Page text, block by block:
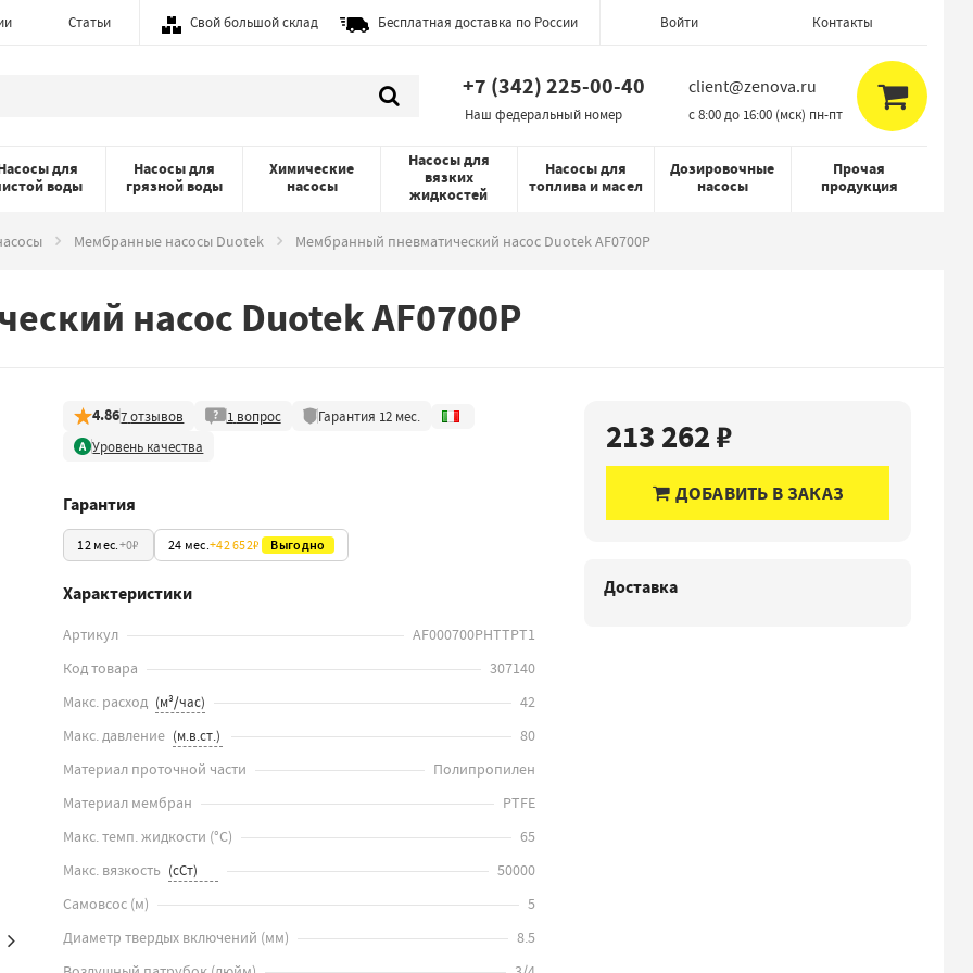
Статьи Свой большой склад Бесплатная доставка по России Войти Контакты
+7 (342) 225-00-40
Наш федеральный номер
client@zenova.ru
c 8:00 до 16:00 (мск) пн-пт
для
воды
Насосы для
грязной воды
Химические
насосы
Насосы для
вязких
жидкостей
Насосы для
топлива и масел
Дозировочные
насосы
Прочая
продукция
Мембранные насосы Duotek Мембранный пневматический насос Duotek AF0700P
насос Duotek AF0700P
4.867 отзывов 1 вопрос Гарантия 12 мес.
Уровень качества
Гарантия
12 мес.+0₽ 24 мес.+42 652₽ Выгодно
Характеристики
Артикул
AF000700PHTTPT1
Код товара
307140
Макс. расход
42
Макс. давление
80
Материал проточной части
Полипропилен
Материал мембран
PTFE
Макс. темп. жидкости (°C)
65
Макс. вязкость
50000
Самовсос (м)
5
Диаметр твердых включений (мм)
8.5
213 262 ₽
ДОБАВИТЬ В ЗАКАЗ
Доставка